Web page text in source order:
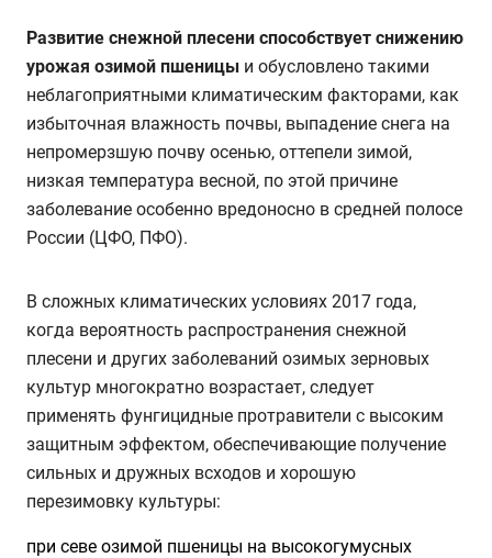
Развитие снежной плесени способствует снижению
урожая озимой пшеницы и обусловлено такими
неблагоприятными климатическим факторами, как
избыточная влажность почвы, выпадение снега на
непромерзшую почву осенью, оттепели зимой,
низкая температура весной, по этой причине
заболевание особенно вредоносно в средней полосе
России (ЦФО, ПФО).
В сложных климатических условиях 2017 года,
когда вероятность распространения снежной
плесени и других заболеваний озимых зерновых
культур многократно возрастает, следует
применять фунгицидные протравители с высоким
защитным эффектом, обеспечивающие получение
сильных и дружных всходов и хорошую
перезимовку культуры:
при севе озимой пшеницы на высокогумусных